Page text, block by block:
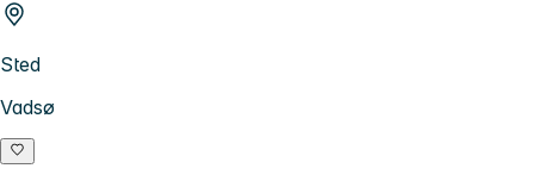
Sted
Vadsø